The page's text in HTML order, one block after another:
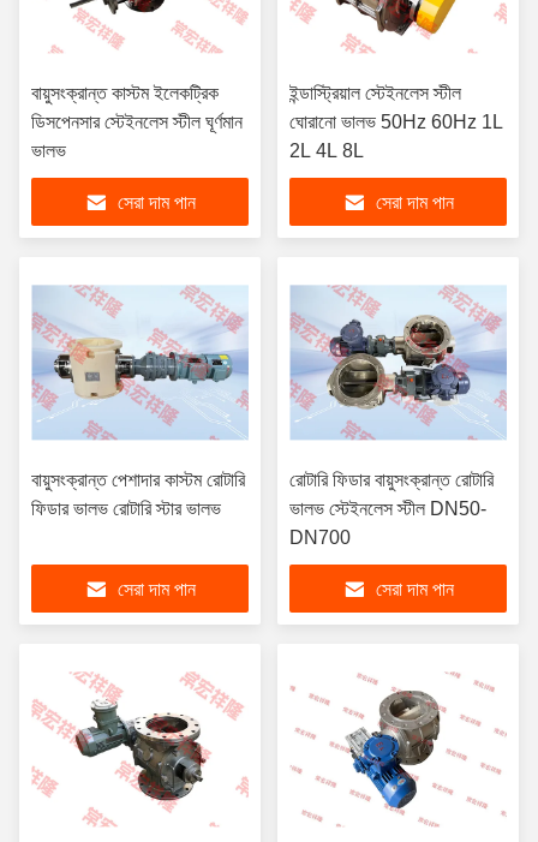
বায়ুসংক্রান্ত কাস্টম ইলেকট্রিক
ডিসপেনসার স্টেইনলেস স্টীল ঘূর্ণমান
ভালভ
সেরা দাম পান
ইন্ডাস্ট্রিয়াল স্টেইনলেস স্টীল
ঘোরানো ভালভ 50Hz 60Hz 1L
2L 4L 8L
সেরা দাম পান
বায়ুসংক্রান্ত পেশাদার কাস্টম রোটারি
ফিডার ভালভ রোটারি স্টার ভালভ
সেরা দাম পান
রোটারি ফিডার বায়ুসংক্রান্ত রোটারি
ভালভ স্টেইনলেস স্টীল DN50-
DN700
সেরা দাম পান